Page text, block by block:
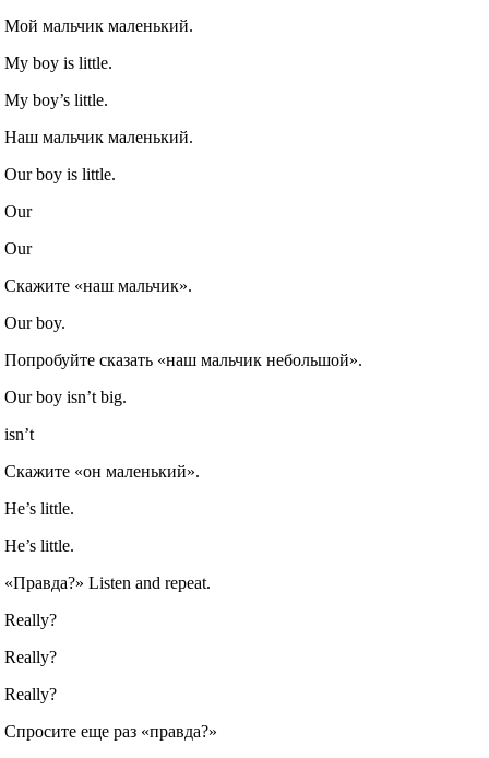
Мой мальчик маленький.
My boy is little.
My boy’s little.
Наш мальчик маленький.
Our boy is little.
Our
Our
Скажите «наш мальчик».
Our boy.
Попробуйте сказать «наш мальчик небольшой».
Our boy isn’t big.
isn’t
Скажите «он маленький».
He’s little.
He’s little.
«Правда?» Listen and repeat.
Really?
Really?
Really?
Спросите еще раз «правда?»